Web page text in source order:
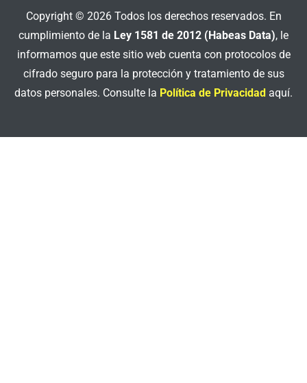
Copyright © 2026 Todos los derechos reservados. En
cumplimiento de la Ley 1581 de 2012 (Habeas Data), le
informamos que este sitio web cuenta con protocolos de
cifrado seguro para la protección y tratamiento de sus
datos personales. Consulte la Política de Privacidad aquí.